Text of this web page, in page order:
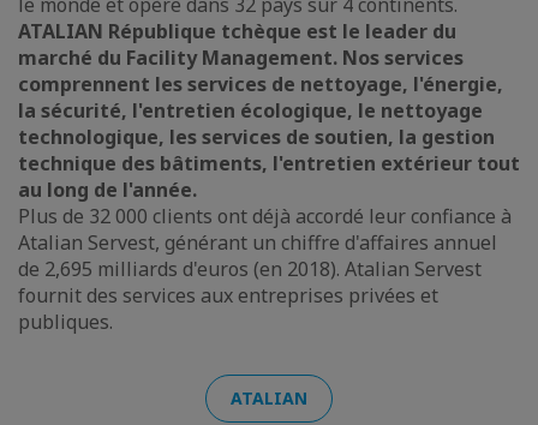
ATALIAN République tchèque est le leader du
marché du Facility Management. Nos services
comprennent les services de nettoyage, l'énergie,
la sécurité, l'entretien écologique, le nettoyage
technologique, les services de soutien, la gestion
technique des bâtiments, l'entretien extérieur tout
au long de l'année.
Plus de 32 000 clients ont déjà accordé leur confiance à
Atalian Servest, générant un chiffre d'affaires annuel
de 2,695 milliards d'euros (en 2018). Atalian Servest
fournit des services aux entreprises privées et
publiques.
ATALIAN